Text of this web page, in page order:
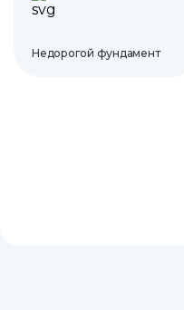
Недорогой фундамент